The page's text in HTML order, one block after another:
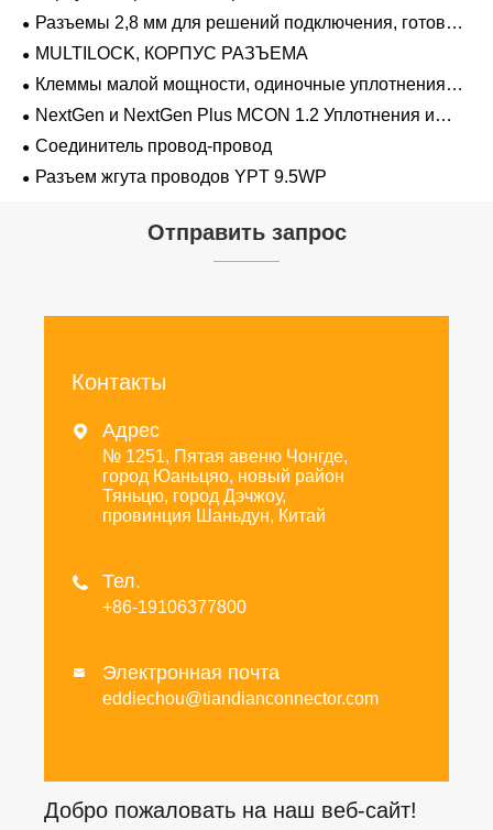
Разъемы 2,8 мм для решений подключения, готовых
к напряжению 48 В
MULTILOCK, КОРПУС РАЗЪЕМА
Клеммы малой мощности, одиночные уплотнения
проводов 1,2 мм-2,8 мм
NextGen и NextGen Plus MCON 1.2 Уплотнения и
заглушки для полостей с одинарной проволокой с
замком-копьем
Соединитель провод-провод
Разъем жгута проводов YPT 9.5WP
Отправить запрос
Контакты
 Адрес
№ 1251, Пятая авеню Чонгде,
город Юаньцяо, новый район
Тяньцю, город Дэчжоу,
провинция Шаньдун, Китай
 Тел.
+86-19106377800
 Электронная почта
eddiechou@tiandianconnector.com
Добро пожаловать на наш веб-сайт!